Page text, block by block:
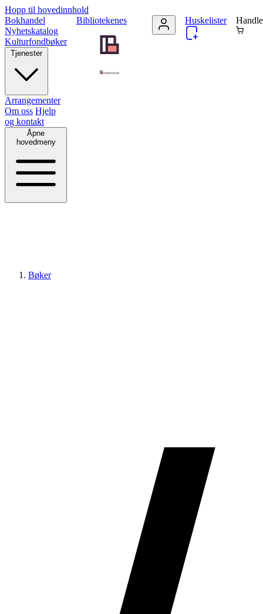
Hopp til hovedinnhold
Bibliotekenes
Bokhandel
Nyhetskatalog
Kulturfondbøker
Tjenester
Arrangementer
Om oss Hjelp
og kontakt
Åpne
hovedmeny
Huskelister
Bøker